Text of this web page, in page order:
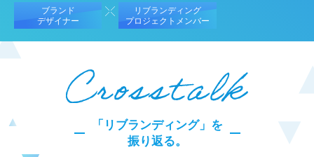
ブランド
デザイナー
リブランディング
プロジェクトメンバー
「リブランディング」を
振り返る。